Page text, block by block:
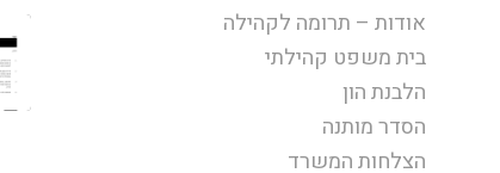
אודות – תרומה לקהילה
בית משפט קהילתי
הלבנת הון
הסדר מותנה
הצלחות המשרד